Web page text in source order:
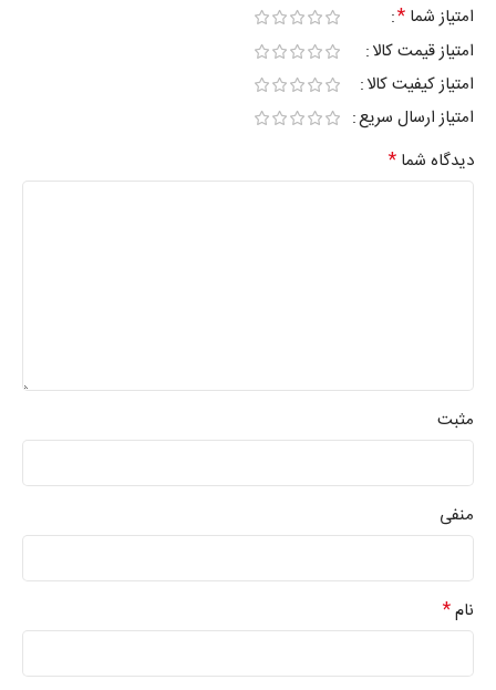
امتیاز شما *
امتیاز قیمت کالا
امتیاز کیفیت کالا
امتیاز ارسال سریع
دیدگاه شما *
مثبت
منفی
نام*